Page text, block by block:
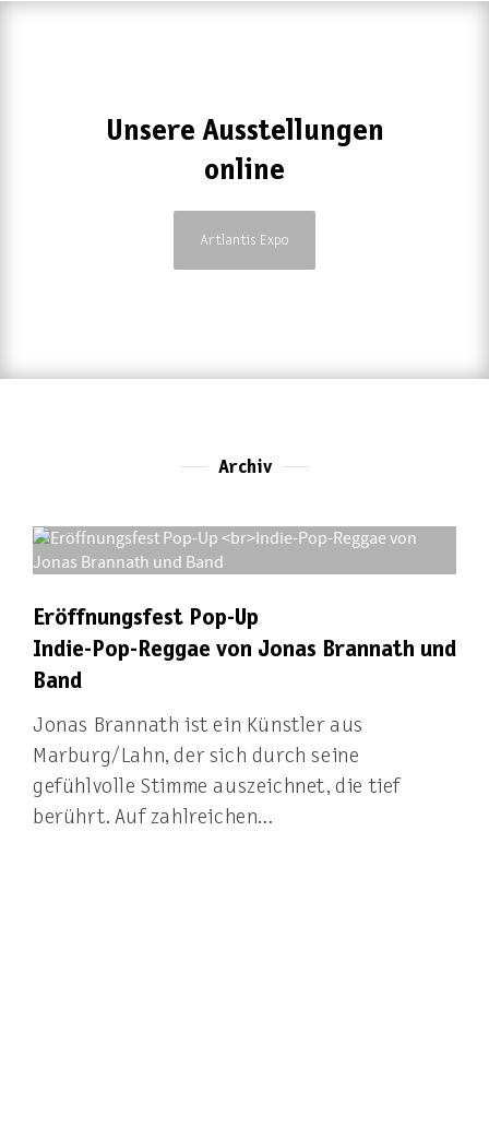
Unsere Ausstellungen
online
Artlantis Expo
Archiv
Eröffnungsfest Pop-Up
Indie-Pop-Reggae von Jonas Brannath und
Band
Jonas Brannath ist ein Künstler aus
Marburg/Lahn, der sich durch seine
gefühlvolle Stimme auszeichnet, die tief
berührt. Auf zahlreichen…